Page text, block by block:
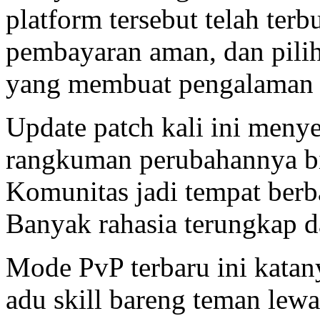
platform tersebut telah
pembayaran aman, dan
yang membuat
Update patch kali ini
rangkuman perubahannya
Komunitas jadi tempat
Banyak rahasia terungkap
Mode PvP terbaru ini
adu skill bareng teman